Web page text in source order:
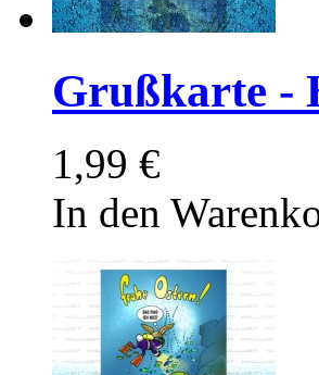
Grußkarte -
1,99 €
In den